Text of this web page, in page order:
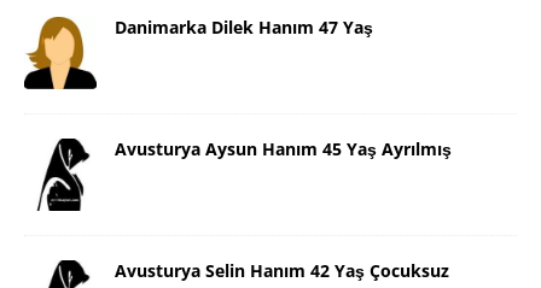
Danimarka Dilek Hanım 47 Yaş
Avusturya Aysun Hanım 45 Yaş Ayrılmış
Avusturya Selin Hanım 42 Yaş Çocuksuz